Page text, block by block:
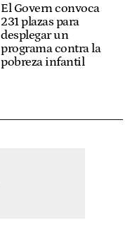
El Govern convoca
231 plazas para
desplegar un
programa contra la
pobreza infantil